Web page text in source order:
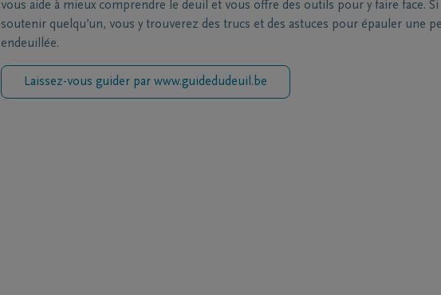
vous aide à mieux comprendre le deuil et vous offre des outils pour y faire face.
soutenir quelqu’un, vous y trouverez des trucs et des astuces pour épauler une
endeuillée.
Laissez-vous guider par www.guidedudeuil.be